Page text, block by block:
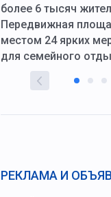
более 6 тысяч
Передвижная
местом 24 ярких
для семейного
РЕКЛАМА И